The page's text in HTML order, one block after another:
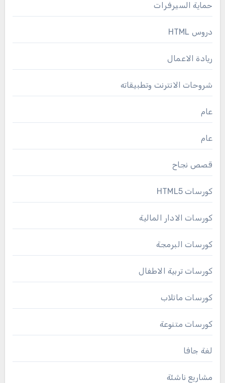
حماية السيرفرات
دروس HTML
ريادة الاعمال
شروحات الانترنت وتطبيقاته
عام
عام
قصص نجاح
كورسات HTML5
كورسات الادار المالية
كورسات البرمجة
كورسات تربية الاطفال
كورسات ماتلاب
كورسات متنوعة
لغة جافا
مشاريع ناشئة